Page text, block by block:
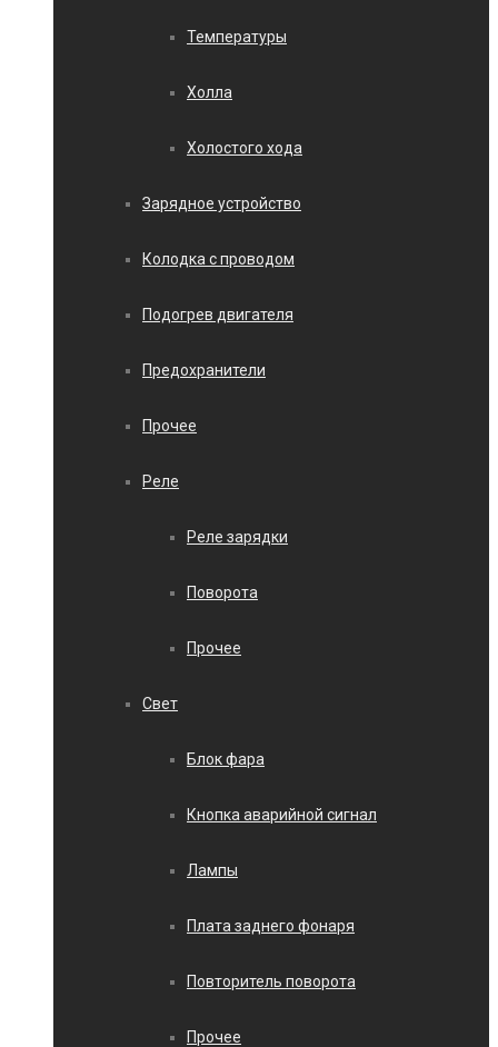
Температуры
Холла
Холостого хода
Зарядное устройство
Колодка с проводом
Подогрев двигателя
Предохранители
Прочее
Реле
Реле зарядки
Поворота
Прочее
Свет
Блок фара
Кнопка аварийной сигнал
Лампы
Плата заднего фонаря
Повторитель поворота
Прочее